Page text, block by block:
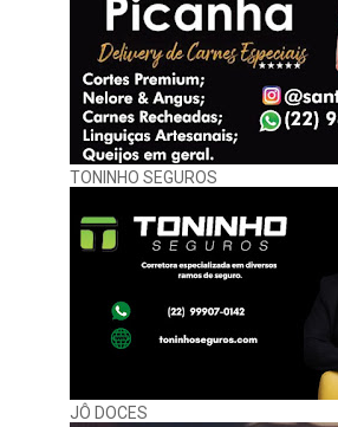
TONINHO SEGUROS
JÔ DOCES